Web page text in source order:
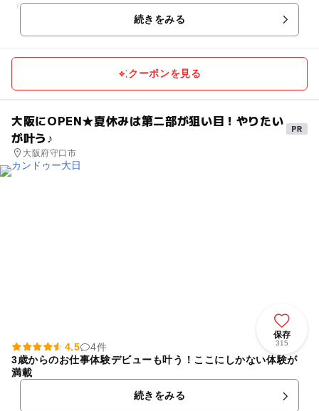
「ふれあい」を目指しております♪ 一度、体験したらきっと感
じてもらえます！動物さ...続きをみる
クーポンを見る
大阪にOPEN★夏休みは第二部が狙い目！やりたい
が叶う♪
大阪府守口市
保存
315
4.5
4件
3歳からのお仕事体験デビューも叶う！ここにしかない体験が
満載
続きをみる